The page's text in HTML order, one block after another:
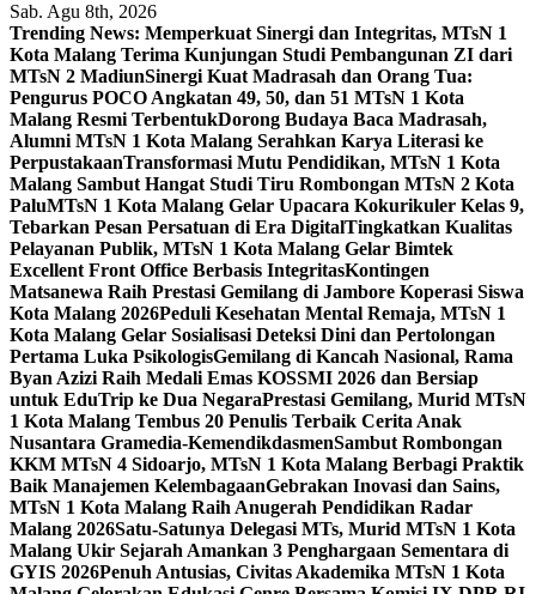
Sab. Agu 8th, 2026
Trending News: Memperkuat Sinergi dan Integritas, MTsN 1
Kota Malang Terima Kunjungan Studi Pembangunan ZI dari
MTsN 2 MadiunSinergi Kuat Madrasah dan Orang Tua:
Pengurus POCO Angkatan 49, 50, dan 51 MTsN 1 Kota
Malang Resmi TerbentukDorong Budaya Baca Madrasah,
Alumni MTsN 1 Kota Malang Serahkan Karya Literasi ke
PerpustakaanTransformasi Mutu Pendidikan, MTsN 1 Kota
Malang Sambut Hangat Studi Tiru Rombongan MTsN 2 Kota
PaluMTsN 1 Kota Malang Gelar Upacara Kokurikuler Kelas 9,
Tebarkan Pesan Persatuan di Era DigitalTingkatkan Kualitas
Pelayanan Publik, MTsN 1 Kota Malang Gelar Bimtek
Excellent Front Office Berbasis IntegritasKontingen
Matsanewa Raih Prestasi Gemilang di Jambore Koperasi Siswa
Kota Malang 2026Peduli Kesehatan Mental Remaja, MTsN 1
Kota Malang Gelar Sosialisasi Deteksi Dini dan Pertolongan
Pertama Luka PsikologisGemilang di Kancah Nasional, Rama
Byan Azizi Raih Medali Emas KOSSMI 2026 dan Bersiap
untuk EduTrip ke Dua NegaraPrestasi Gemilang, Murid MTsN
1 Kota Malang Tembus 20 Penulis Terbaik Cerita Anak
Nusantara Gramedia-KemendikdasmenSambut Rombongan
KKM MTsN 4 Sidoarjo, MTsN 1 Kota Malang Berbagi Praktik
Baik Manajemen KelembagaanGebrakan Inovasi dan Sains,
MTsN 1 Kota Malang Raih Anugerah Pendidikan Radar
Malang 2026Satu-Satunya Delegasi MTs, Murid MTsN 1 Kota
Malang Ukir Sejarah Amankan 3 Penghargaan Sementara di
GYIS 2026Penuh Antusias, Civitas Akademika MTsN 1 Kota